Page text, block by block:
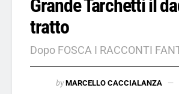
Grande Tarchetti il
tratto
Dopo FOSCA I RACCONTI
by MARCELLO CACCIALANZA